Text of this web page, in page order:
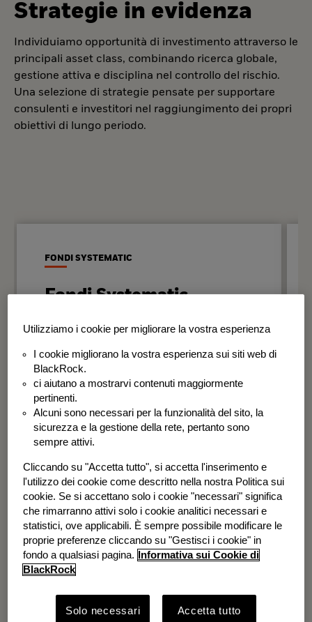
Strategie in evidenza
Individuiamo opportunità di investimento attraverso le
principali asset class, combinando ricerca globale,
gestione attiva e disciplina nel controllo del rischio.
Una selezione di strategie pensate per supportare
consulenti e investitori nel raggiungimento dei propri
obiettivi di lungo periodo.
FONDI SYSTEMATIC
Fondi Systematic
Strategie quantitative basate sui dati
disciplinato e coerente nel tempo.
BSF Systematic World Equity Fund
BGF Systematic Global Equity High
Income Fund
Utilizziamo i cookie per migliorare la vostra esperienza
I cookie migliorano la vostra esperienza sui siti web di
BlackRock.
ci aiutano a mostrarvi contenuti maggiormente
pertinenti.
Alcuni sono necessari per la funzionalità del sito, la
sicurezza e la gestione della rete, pertanto sono
sempre attivi.
Cliccando su "Accetta tutto", si accetta l'inserimento e
l'utilizzo dei cookie come descritto nella nostra Politica sui
cookie. Se si accettano solo i cookie "necessari" significa
che rimarranno attivi solo i cookie analitici necessari e
statistici, ove applicabili. È sempre possibile modificare le
proprie preferenze cliccando su "Gestisci i cookie" in
fondo a qualsiasi pagina.
Informativa sui Cookie di
BlackRock
Solo necessari Accetta tutto